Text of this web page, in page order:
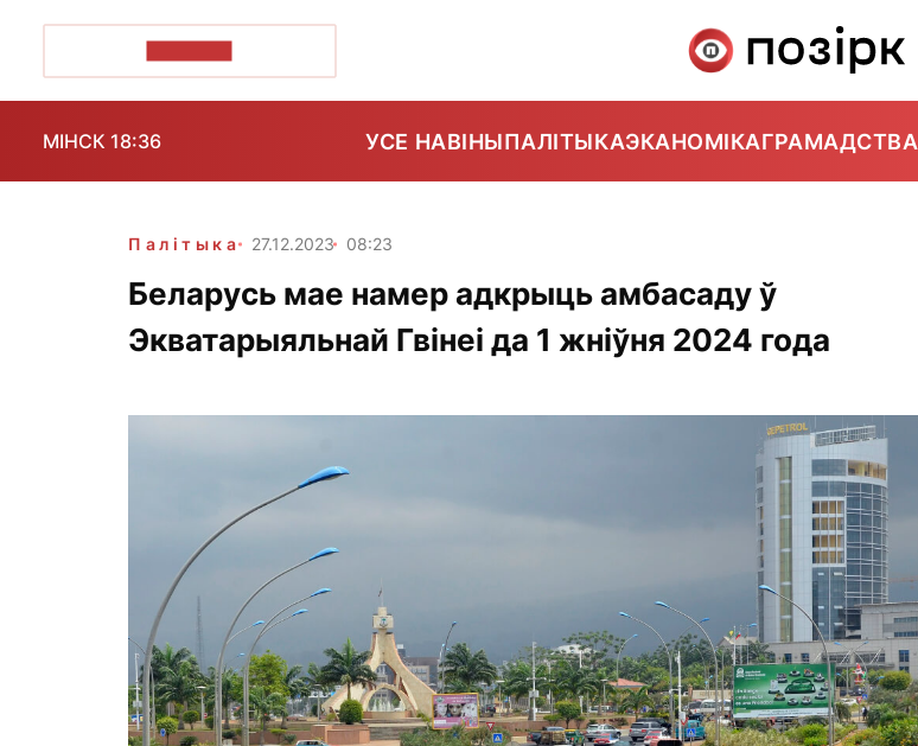
МІНСК 18:36 УСЕ НАВІНЫПАЛІТЫКАЭКАНОМІКАГРАМАДСТВА
Палітыка 27.12.2023 08:23
Беларусь мае намер адкрыць амбасаду ў
Экватарыяльнай Гвінеі да 1 жніўня 2024 года